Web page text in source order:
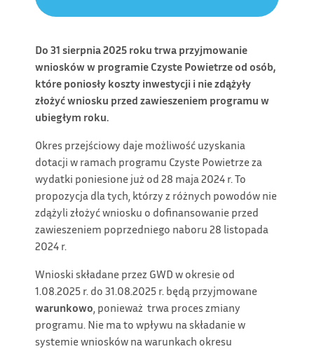
Do 31 sierpnia 2025 roku trwa przyjmowanie
wniosków w programie Czyste Powietrze od osób,
które poniosły koszty inwestycji i nie zdążyły
złożyć wniosku przed zawieszeniem programu w
ubiegłym roku.
Okres przejściowy daje możliwość uzyskania
dotacji w ramach programu Czyste Powietrze za
wydatki poniesione już od 28 maja 2024 r. To
propozycja dla tych, którzy z różnych powodów nie
zdążyli złożyć wniosku o dofinansowanie przed
zawieszeniem poprzedniego naboru 28 listopada
2024 r.
Wnioski składane przez GWD w okresie od
1.08.2025 r. do 31.08.2025 r. będą przyjmowane
warunkowo , ponieważ trwa proces zmiany
programu. Nie ma to wpływu na składanie w
systemie wniosków na warunkach okresu